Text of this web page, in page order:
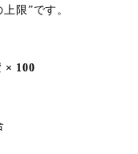
上限”です。
× 100